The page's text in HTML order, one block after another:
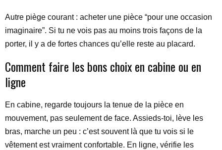
Autre piège courant : acheter une pièce “pour une occasion
imaginaire”. Si tu ne vois pas au moins trois façons de la
porter, il y a de fortes chances qu’elle reste au placard.
Comment faire les bons choix en cabine ou en
ligne
En cabine, regarde toujours la tenue de la pièce en
mouvement, pas seulement de face. Assieds-toi, lève les
bras, marche un peu : c’est souvent là que tu vois si le
vêtement est vraiment confortable. En ligne, vérifie les